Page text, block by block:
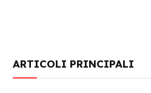
ARTICOLI PRINCIPALI